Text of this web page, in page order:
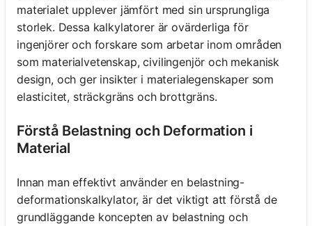
materialet upplever jämfört med sin ursprungliga
storlek. Dessa kalkylatorer är ovärderliga för
ingenjörer och forskare som arbetar inom områden
som materialvetenskap, civilingenjör och mekanisk
design, och ger insikter i materialegenskaper som
elasticitet, sträckgräns och brottgräns.
Förstå Belastning och Deformation i
Material
Innan man effektivt använder en belastning-
deformationskalkylator, är det viktigt att förstå de
grundläggande koncepten av belastning och